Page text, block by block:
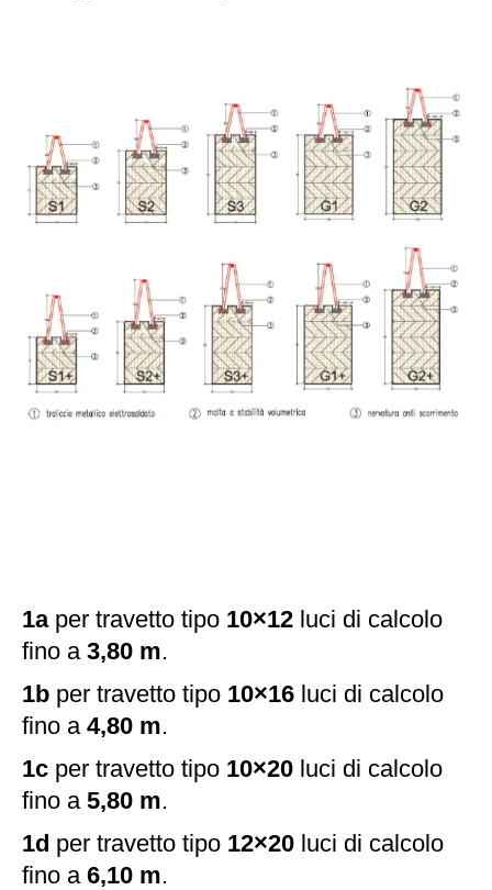
1aper travetto tipo 10×12 luci di calcolo
fino a 3,80 m.
1b per travetto tipo 10×16 luci di calcolo
fino a 4,80 m.
1c per travetto tipo 10×20 luci di calcolo
fino a 5,80 m.
1d per travetto tipo 12×20 luci di calcolo
fino a 6,10 m.